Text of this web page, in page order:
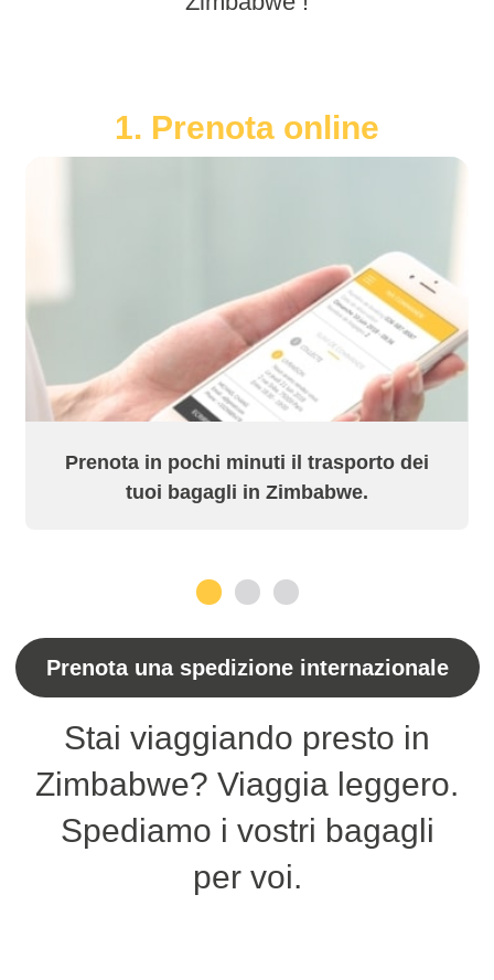
1. Prenota online
Prenota in pochi minuti il trasporto dei
tuoi bagagli in Zimbabwe.
Prenota una spedizione internazionale
Stai viaggiando presto in
Zimbabwe? Viaggia leggero.
Spediamo i vostri bagagli
per voi.